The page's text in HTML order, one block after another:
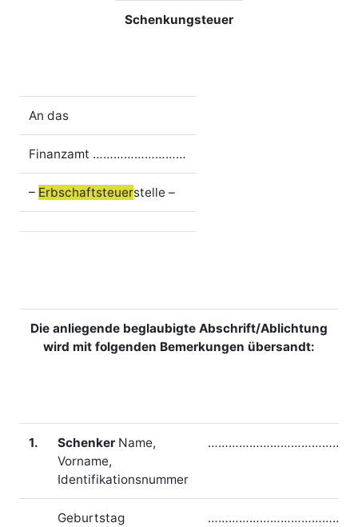
Schenkungsteuer
An das
Finanzamt ………………………
– Erbschaftsteuerstelle –
Die anliegende beglaubigte Abschrift/Ablichtung
wird mit folgenden Bemerkungen übersandt:
1. Schenker Name,
Vorname,
Identifikationsnummer
Geburtstag